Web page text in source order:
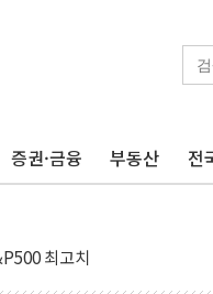
증권·금융 부동산 전
전 vs 정청래 격차 확대'
단체' 타진
소명" 요구